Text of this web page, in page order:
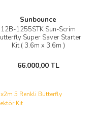
Sunbounce
12B-1255STK Sun-Scrim
Super Saver Starter
Kit ( 3.6m x 3.6m )
66.000,00 TL